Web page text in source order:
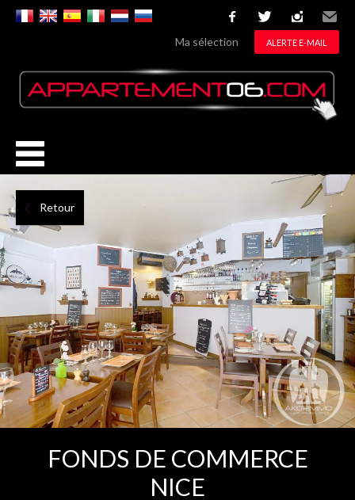
facebooktwitterinstagram
Email
Ma sélection ALERTE E-MAIL
Retour
FONDS DE COMMERCE
NICE